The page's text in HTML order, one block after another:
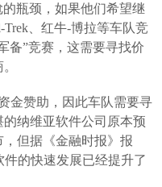
的瓶颈，如果他们希望继
、红牛-博拉等车队竞
备”竞赛，这需要寻找价
金赞助，因此车队需要寻
纳维亚软件公司原本预
但据《金融时报》报
的快速发展已经提升了